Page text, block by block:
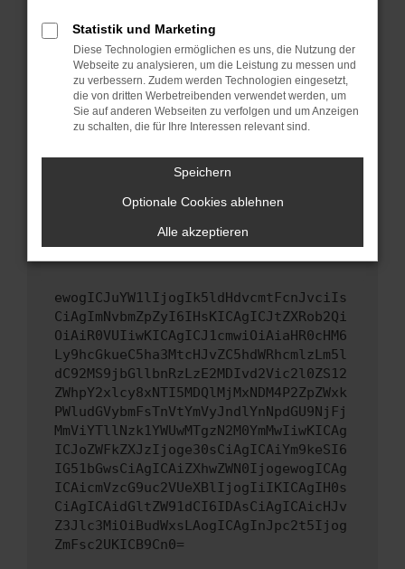
Betriebssystem auf dem neuesten Stand
sind.
Veraltete Software birgt nicht nur ein
Sicherheitsrisiko, sondern kann auch dazu
führen, dass bestimmte Funktionen nicht mehr
unterstützt werden.
Wende dich an den Webseitenbetreiber.
Wenn du alle oben genannten Schritte versucht
hast, kontaktiere uns bitte. Wir werden
versuchen, das Problem zu beheben. Du kannst
uns diesen Text schicken, um uns bei der
ewogICJuYW1lIjogIk5ldHdvcmtFcnJvciIs
CiAgImNvbmZpZyI6IHsKICAgICJtZXRob2Qi
OiAiR0VUIiwKICAgICJ1cmwiOiAiaHR0cHM6
Ly9hcGkueC5ha3MtcHJvZC5hdWRhcmlzLm5l
dC92MS9jbGllbnRzLzE2MDIvd2Vic2l0ZS12
ZWhpY2xlcy8xNTI5MDQlMjMxNDM4P2ZpZWxk
PWludGVybmFsTnVtYmVyJndlYnNpdGU9NjFj
MmViYTllNzk1YWUwMTgzN2M0YmMwIiwKICAg
ICJoZWFkZXJzIjoge30sCiAgICAiYm9keSI6
IG51bGwsCiAgICAiZXhwZWN0IjogewogICAg
ICAicmVzcG9uc2VUeXBlIjogIiIKICAgIH0s
CiAgICAidGltZW91dCI6IDAsCiAgICAicHJv
Z3Jlc3MiOiBudWxsLAogICAgInJpc2t5Ijog
ZmFsc2UKICB9Cn0=
Statistik und Marketing
Diese Technologien ermöglichen es uns, die Nutzung der
Webseite zu analysieren, um die Leistung zu messen und
zu verbessern. Zudem werden Technologien eingesetzt,
die von dritten Werbetreibenden verwendet werden, um
Sie auf anderen Webseiten zu verfolgen und um Anzeigen
zu schalten, die für Ihre Interessen relevant sind.
Speichern
Optionale Cookies ablehnen
Alle akzeptieren